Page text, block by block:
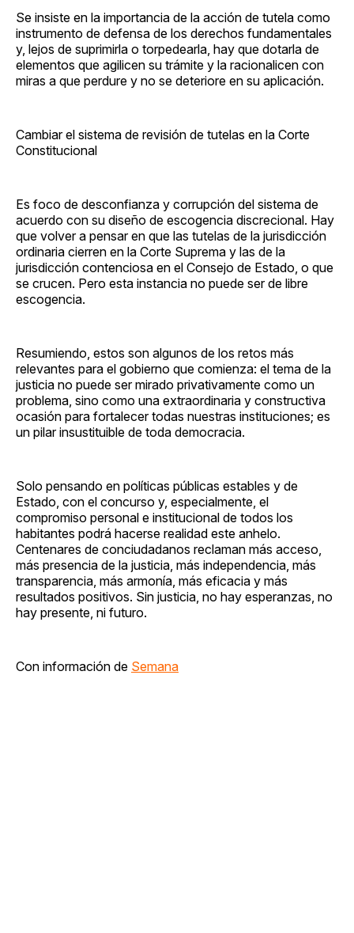
Se insiste en la importancia de la acción de tutela como
instrumento de defensa de los derechos fundamentales
y, lejos de suprimirla o torpedearla, hay que dotarla de
elementos que agilicen su trámite y la racionalicen con
miras a que perdure y no se deteriore en su aplicación.
Cambiar el sistema de revisión de tutelas en la Corte
Constitucional
Es foco de desconfianza y corrupción del sistema de
acuerdo con su diseño de escogencia discrecional. Hay
que volver a pensar en que las tutelas de la jurisdicción
ordinaria cierren en la Corte Suprema y las de la
jurisdicción contenciosa en el Consejo de Estado, o que
se crucen. Pero esta instancia no puede ser de libre
escogencia.
Resumiendo, estos son algunos de los retos más
relevantes para el gobierno que comienza: el tema de la
justicia no puede ser mirado privativamente como un
problema, sino como una extraordinaria y constructiva
ocasión para fortalecer todas nuestras instituciones; es
un pilar insustituible de toda democracia.
Solo pensando en políticas públicas estables y de
Estado, con el concurso y, especialmente, el
compromiso personal e institucional de todos los
habitantes podrá hacerse realidad este anhelo.
Centenares de conciudadanos reclaman más acceso,
más presencia de la justicia, más independencia, más
transparencia, más armonía, más eficacia y más
resultados positivos. Sin justicia, no hay esperanzas, no
hay presente, ni futuro.
Con información de Semana